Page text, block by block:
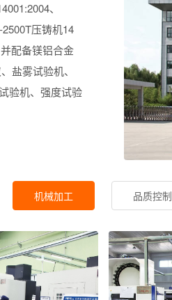
、
压铸机14
配备镁铝合金
盐雾试验机、
验机、强度试验
机械加工 品质控制